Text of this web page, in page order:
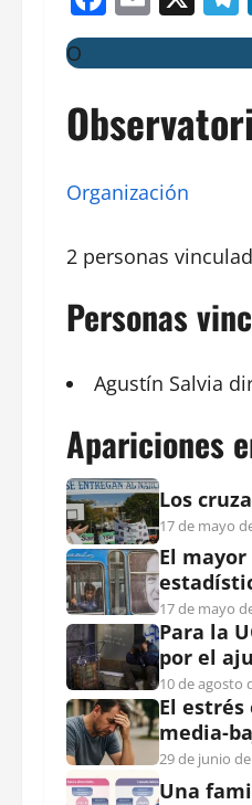
O
Organización
2 personas
Personas
Agustín Salvia
Apariciones
Los
17 de mayo
El
17 de mayo
Para la
por el
10 de agosto
El
media-
29 de junio
Una